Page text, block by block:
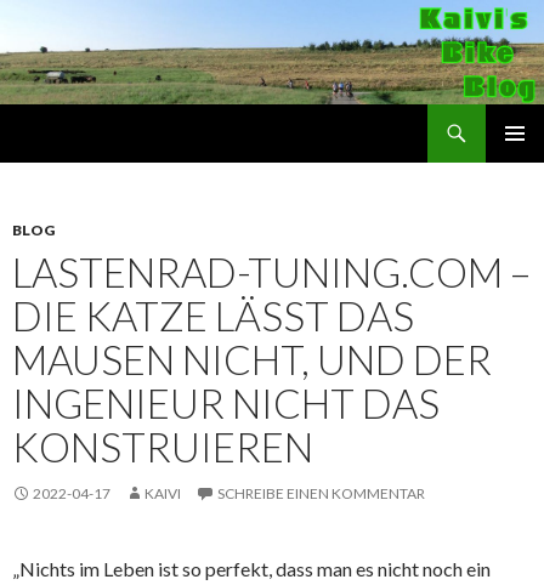
BLOG
LASTENRAD-TUNING.COM –
DIE KATZE LÄSST DAS
MAUSEN NICHT, UND DER
INGENIEUR NICHT DAS
KONSTRUIEREN
2022-04-17 KAIVI SCHREIBE EINEN KOMMENTAR
„Nichts im Leben ist so perfekt, dass man es nicht noch ein